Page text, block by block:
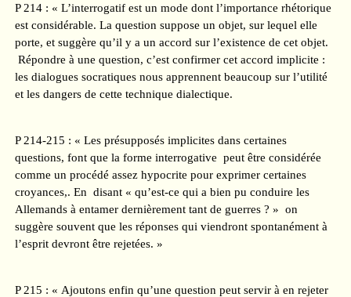
P 214 : « L’interrogatif est un mode dont l’importance rhétorique
est considérable. La question suppose un objet, sur lequel elle
porte, et suggère qu’il y a un accord sur l’existence de cet objet.
Répondre à une question, c’est confirmer cet accord implicite :
les dialogues socratiques nous apprennent beaucoup sur l’utilité
et les dangers de cette technique dialectique.
P 214-215 : « Les présupposés implicites dans certaines
questions, font que la forme interrogative peut être considérée
comme un procédé assez hypocrite pour exprimer certaines
croyances,. En disant « qu’est-ce qui a bien pu conduire les
Allemands à entamer dernièrement tant de guerres ? » on
suggère souvent que les réponses qui viendront spontanément à
l’esprit devront être rejetées. »
P 215 : « Ajoutons enfin qu’une question peut servir à en rejeter